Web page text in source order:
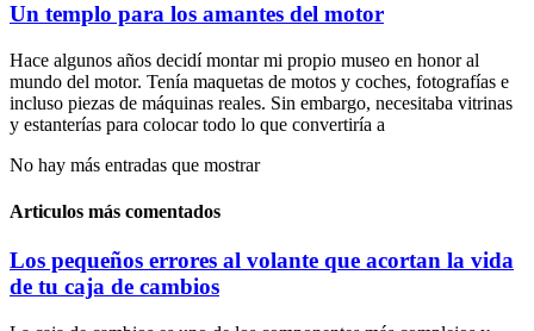
Un templo para los amantes del motor
Hace algunos años decidí montar mi propio museo en honor al
mundo del motor. Tenía maquetas de motos y coches, fotografías e
incluso piezas de máquinas reales. Sin embargo, necesitaba vitrinas
y estanterías para colocar todo lo que convertiría a
No hay más entradas que mostrar
Articulos más comentados
Los pequeños errores al volante que acortan la vida
de tu caja de cambios